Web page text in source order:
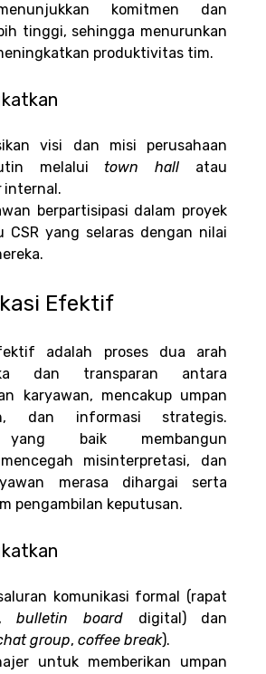
komitmen dan
produktivitas tim.
visi dan misi perusahaan
melalui town hall
internal.
berpartisipasi dalam proyek
CSR yang selaras dengan nilai
Efektif
adalah proses dua arah
dan transparan antara
karyawan, mencakup umpan
dan informasi strategis.
yang baik membangun
misinterpretasi, dan
merasa dihargai serta
pengambilan keputusan.
komunikasi formal (rapat
bulletin board digital) dan
group, coffee break).
untuk memberikan umpan